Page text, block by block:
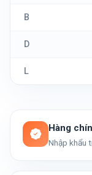
B
D
L
Hàng
Nhập khẩu